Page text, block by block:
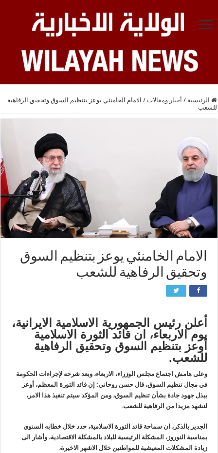
الرئيسية / أخبار ومقالات / الامام الخامنئي يوعز بتنظيم السوق وتحقيق الرفاهية
للشعب
الامام الخامنئي يوعز بتنظيم السوق
وتحقيق الرفاهية للشعب
أعلن رئيس الجمهورية الاسلامية الايرانية،
يوم الاربعاء، ان قائد الثورة الاسلامية
أوعز بتنظيم السوق وتحقيق الرفاهية
للشعب.
وعلى هامش اجتماع مجلس الوزراء، الاربعاء، وبعد شرحه لإجراءات الحكومة
في مجال تنظيم السوق، قال حسن روحاني: إن قائد الثورة المعظم، أوعز
ببذل جهود جادة بشأن تنظيم السوق، ومن المؤكد سيتم تنفيذ هذا الامر،
لنشهد مزيدا من الرفاهية للشعب.
الجدير بالذكر، ان سماحة قائد الثورة الاسلامية، حدد خلال خطابه السنوي
بمناسبة النوروز، المشكلة الرئيسية للبلاد بالمشكلة الاقتصادية، وأشار الى
زيادة المشكلات المعيشية للمواطنين خلال الاشهر الاخيرة،